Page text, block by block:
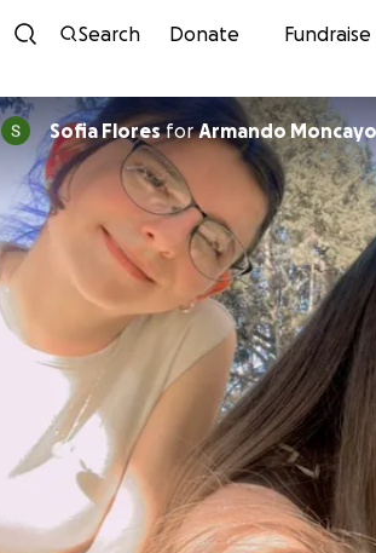
Search Donate Fundraise
Sofia FloresforArmando Moncayo